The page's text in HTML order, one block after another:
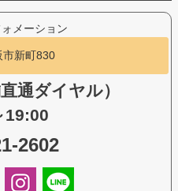
メーション
市新町830
通ダイヤル）
19:00
2602